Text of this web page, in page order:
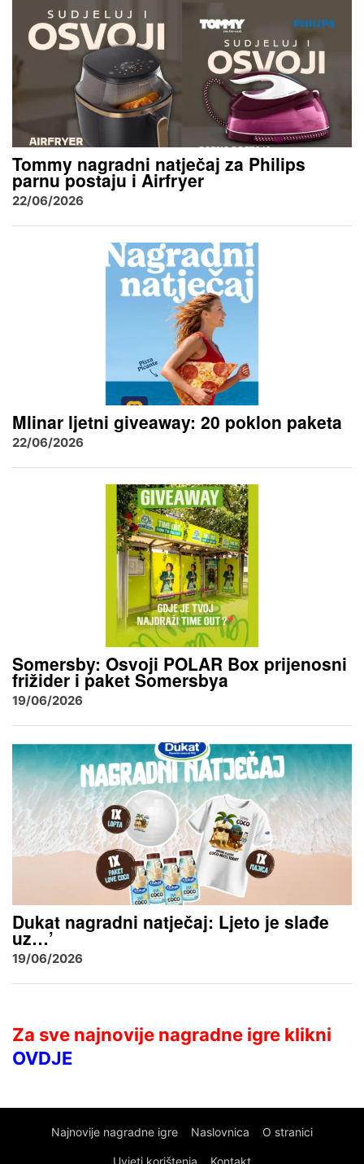
Tommy nagradni natječaj za Philips
parnu postaju i Airfryer
22/06/2026
Mlinar ljetni giveaway: 20 poklon paketa
22/06/2026
Somersby: Osvoji POLAR Box prijenosni
frižider i paket Somersbya
19/06/2026
Dukat nagradni natječaj: Ljeto je slađe
uz…’
19/06/2026
Za sve najnovije nagradne igre klikni
OVDJE
Najnovije nagradne igre Naslovnica O stranici
Uvjeti korištenja Kontakt